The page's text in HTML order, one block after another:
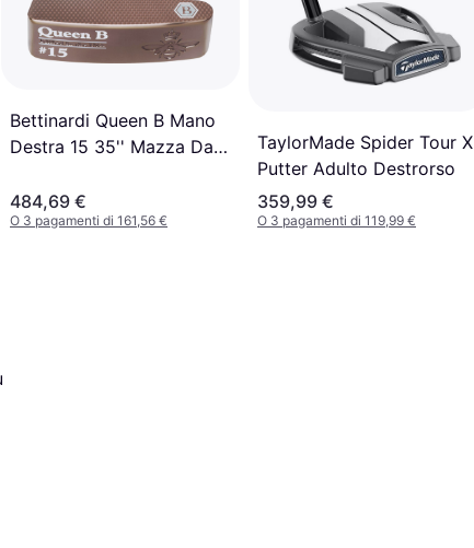
Bettinardi Queen B Mano
Destra 15 35'' Mazza Da
484,69 €
O 3 pagamenti di 161,56 €
TaylorMade Spider Tour X
Putter Adulto Destrorso
359,99 €
O 3 pagamenti di 119,99 €